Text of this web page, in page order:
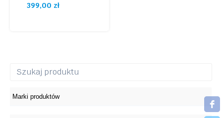
399,00 zł